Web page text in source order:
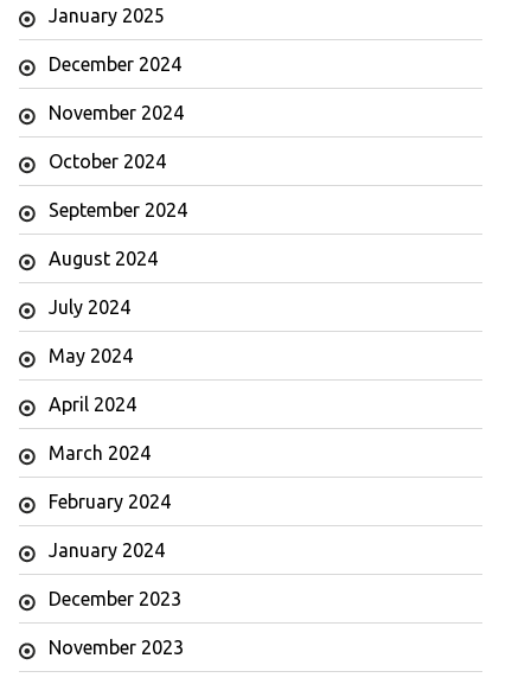
January 2025
December 2024
November 2024
October 2024
September 2024
August 2024
July 2024
May 2024
April 2024
March 2024
February 2024
January 2024
December 2023
November 2023